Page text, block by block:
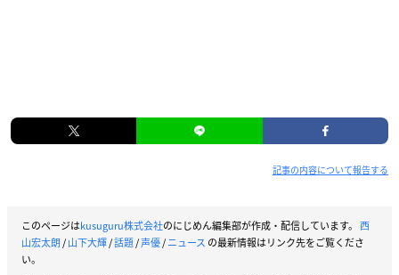
記事の内容について報告する
このページはkusuguru株式会社のにじめん編集部が作成・配信しています。 西
山宏太朗/山下大輝/話題/声優/ニュース の最新情報はリンク先をご覧くださ
い。